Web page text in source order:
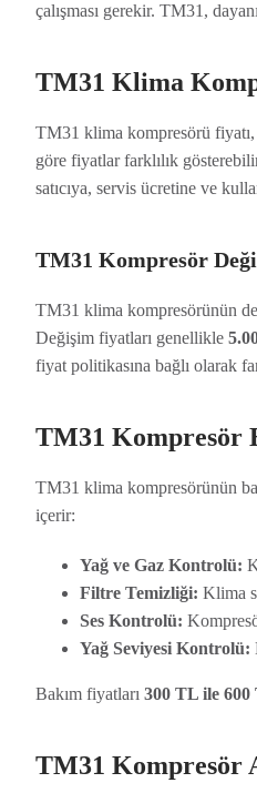
çalışması gerekir. TM31,
TM31 Klima
TM31 klima kompresörü fiyatı,
göre fiyatlar farklılık
satıcıya, servis ücretine ve
TM31 Kompresör
TM31 klima kompresörünün
Değişim fiyatları genellikle
fiyat politikasına bağlı olarak
TM31 Kompresör
TM31 klima kompresörünün
içerir:
Yağ ve Gaz Kontrolü:
Filtre Temizliği: Klima
Ses Kontrolü:
Yağ Seviyesi Kontrolü:
Bakım fiyatları 300 TL ile 600
TM31 Kompresör